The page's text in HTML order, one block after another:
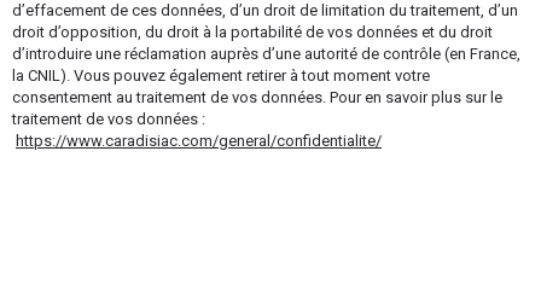
d’effacement de ces données, d’un droit de limitation du traitement, d’un
droit d’opposition, du droit à la portabilité de vos données et du droit
d’introduire une réclamation auprès d’une autorité de contrôle (en France,
la CNIL). Vous pouvez également retirer à tout moment votre
consentement au traitement de vos données. Pour en savoir plus sur le
traitement de vos données :
https://www.caradisiac.com/general/confidentialite/